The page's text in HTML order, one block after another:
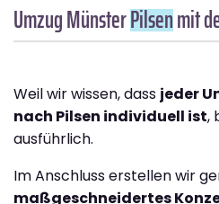
Umzug MünsterPilsenmit
Weil wir wissen, dass jeder
nach Pilsen individuell ist,
ausführlich.
Im Anschluss erstellen wir
maßgeschneidertes